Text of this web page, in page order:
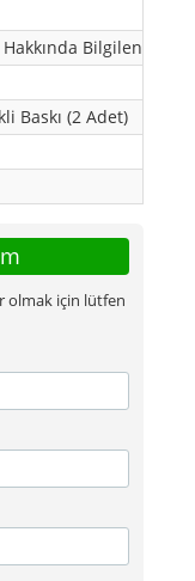
Bilgilendirme
Baskı (2 Adet)
olmak için lütfen